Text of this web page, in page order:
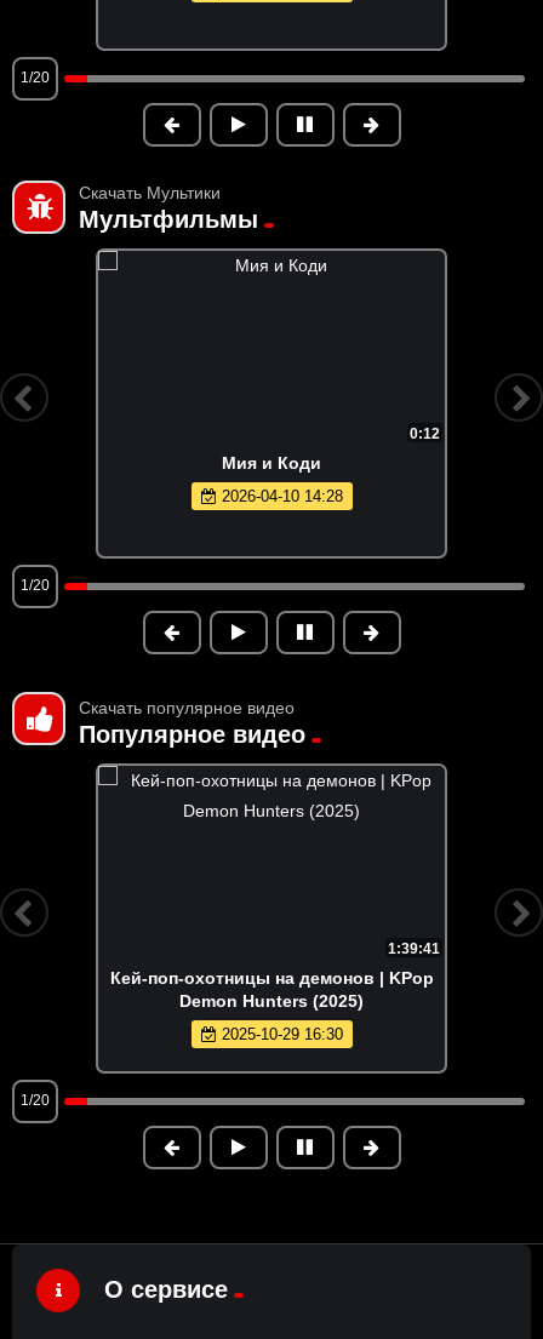
1/20
Скачать Мультики
Мультфильмы
0:12
Мия и Коди
2026-04-10 14:28
1/20
Скачать популярное видео
Популярное видео
1:39:41
Кей-поп-охотницы на демонов | KPop
Demon Hunters (2025)
2025-10-29 16:30
1/20
О сервисе